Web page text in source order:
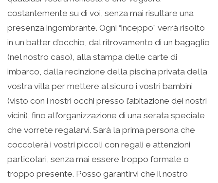
costantemente su di voi, senza mai risultare una
presenza ingombrante. Ogni “inceppo” verrà risolto
in un batter d’occhio, dal ritrovamento di un bagaglio
(nel nostro caso), alla stampa delle carte di
imbarco, dalla recinzione della piscina privata della
vostra villa per mettere al sicuro i vostri bambini
(visto con i nostri occhi presso l’abitazione dei nostri
vicini), fino all’organizzazione di una serata speciale
che vorrete regalarvi. Sarà la prima persona che
coccolerà i vostri piccoli con regali e attenzioni
particolari, senza mai essere troppo formale o
troppo presente. Posso garantirvi che il nostro